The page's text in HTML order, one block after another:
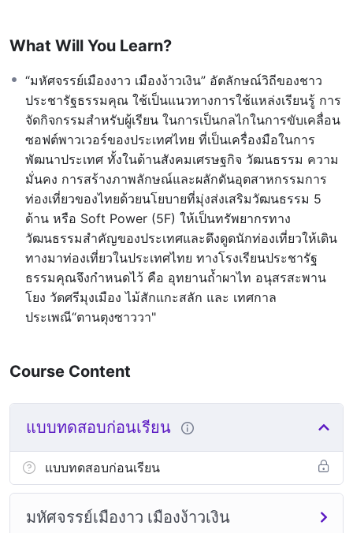
What Will You Learn?
“มหัศจรรย์เมืองงาว เมืองง้าวเงิน” อัตลักษณ์วิถีของชาว
ประชารัฐธรรมคุณ ใช้เป็นแนวทางการใช้แหล่งเรียนรู้ การ
จัดกิจกรรมสำหรับผู้เรียน ในการเป็นกลไกในการขับเคลื่อน
ซอฟต์พาวเวอร์ของประเทศไทย ที่เป็นเครื่องมือในการ
พัฒนาประเทศ ทั้งในด้านสังคมเศรษฐกิจ วัฒนธรรม ความ
มั่นคง การสร้างภาพลักษณ์และผลักดันอุตสาหกรรมการ
ท่องเที่ยวของไทยด้วยนโยบายที่มุ่งส่งเสริมวัฒนธรรม 5
ด้าน หรือ Soft Power (5F) ให้เป็นทรัพยากรทาง
วัฒนธรรมสำคัญของประเทศและดึงดูดนักท่องเที่ยวให้เดิน
ทางมาท่องเที่ยวในประเทศไทย ทางโรงเรียนประชารัฐ
ธรรมคุณจึงกำหนดไว้ คือ อุทยานถ้ำผาไท อนุสรสะพาน
โยง วัดศรีมุงเมือง ไม้สักแกะสลัก และ เทศกาล
ประเพณี“ตานตุงซาววา"
Course Content
แบบทดสอบก่อนเรียน
แบบทดสอบก่อนเรียน
มหัศจรรย์เมืองาว เมืองง้าวเงิน